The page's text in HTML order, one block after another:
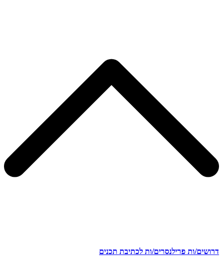
דרושים/ות פרילנסרים/ות לכתיבת תכנים